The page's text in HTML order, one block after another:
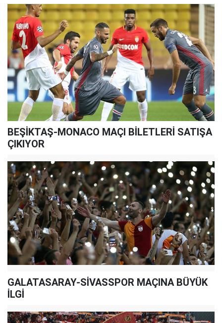
BEŞİKTAŞ-MONACO MAÇI BİLETLERİ SATIŞA
ÇIKIYOR
GALATASARAY-SİVASSPOR MAÇINA BÜYÜK
İLGİ